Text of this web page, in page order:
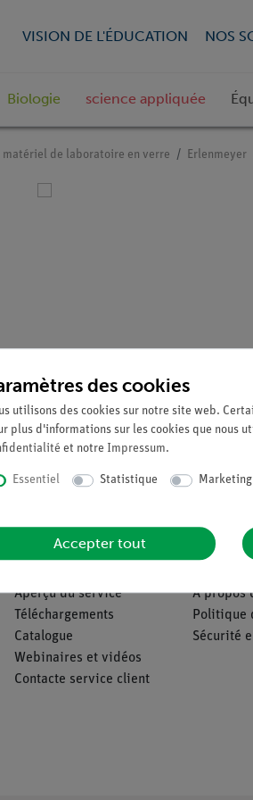
VISION DE L'ÉDUCATION NOS
Biologie science appliquée
matériel de laboratoire en verre Erlenmeyer
Service
Aperçu du service
Téléchargements
Catalogue
Webinaires et vidéos
Contacte service client
À propos
Politique
Sécurité
des cookies
utilisons des cookies sur notre site web.
plus d'informations sur les cookies que nous
et notre Impressum.
Essentiel Statistique Marketing
Accepter tout